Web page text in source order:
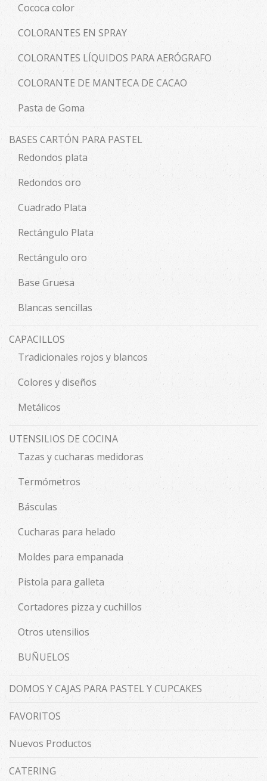
Cococa color
COLORANTES EN SPRAY
COLORANTES LÍQUIDOS PARA AERÓGRAFO
COLORANTE DE MANTECA DE CACAO
Pasta de Goma
BASES CARTÓN PARA PASTEL
Redondos plata
Redondos oro
Cuadrado Plata
Rectángulo Plata
Rectángulo oro
Base Gruesa
Blancas sencillas
CAPACILLOS
Tradicionales rojos y blancos
Colores y diseños
Metálicos
UTENSILIOS DE COCINA
Tazas y cucharas medidoras
Termómetros
Básculas
Cucharas para helado
Moldes para empanada
Pistola para galleta
Cortadores pizza y cuchillos
Otros utensilios
BUÑUELOS
DOMOS Y CAJAS PARA PASTEL Y CUPCAKES
FAVORITOS
Nuevos Productos
CATERING